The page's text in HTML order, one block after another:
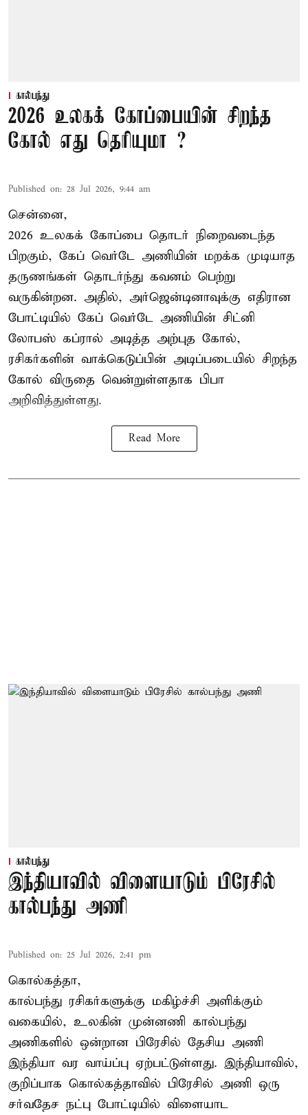
கால்பந்து
2026 உலகக் கோப்பையின் சிறந்த
கோல் எது தெரியுமா ?
Published on: 28 Jul 2026, 9:44 am
சென்னை,
2026 உலகக் கோப்பை தொடர் நிறைவடைந்த
பிறகும், கேப் வெர்டே அணியின் மறக்க முடியாத
தருணங்கள் தொடர்ந்து கவனம் பெற்று
வருகின்றன. அதில், அர்ஜென்டினாவுக்கு எதிரான
போட்டியில் கேப் வெர்டே அணியின் சிட்னி
லோபஸ் கப்ரால் அடித்த அற்புத கோல்,
ரசிகர்களின் வாக்கெடுப்பின் அடிப்படையில் சிறந்த
கோல் விருதை வென்றுள்ளதாக பிபா
அறிவித்துள்ளது.
Read More
கால்பந்து
இந்தியாவில் விளையாடும் பிரேசில்
கால்பந்து அணி
Published on: 25 Jul 2026, 2:41 pm
கொல்கத்தா,
கால்பந்து ரசிகர்களுக்கு மகிழ்ச்சி அளிக்கும்
வகையில், உலகின் முன்னணி கால்பந்து
அணிகளில் ஒன்றான பிரேசில் தேசிய அணி
இந்தியா வர வாய்ப்பு ஏற்பட்டுள்ளது. இந்தியாவில்,
குறிப்பாக கொல்கத்தாவில் பிரேசில் அணி ஒரு
சர்வதேச நட்பு போட்டியில் விளையாட